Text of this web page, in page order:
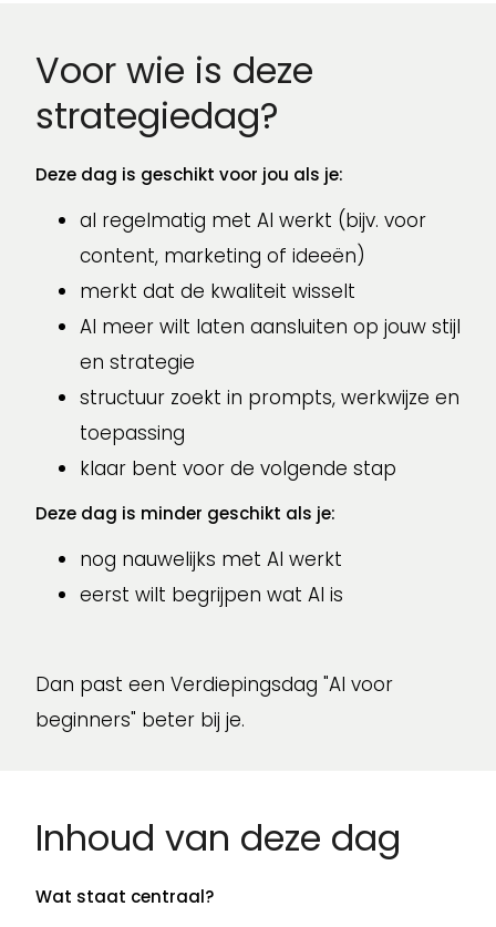
Voor wie is deze
strategiedag?
Deze dag is geschikt voor jou als je:
al regelmatig met AI werkt (bijv. voor
content, marketing of ideeën)
merkt dat de kwaliteit wisselt
AI meer wilt laten aansluiten op jouw stijl
en strategie
structuur zoekt in prompts, werkwijze en
toepassing
klaar bent voor de volgende stap
Deze dag is minder geschikt als je:
nog nauwelijks met AI werkt
eerst wilt begrijpen wat AI is
Dan past een Verdiepingsdag "AI voor
beginners" beter bij je.
Inhoud van deze dag
Wat staat centraal?